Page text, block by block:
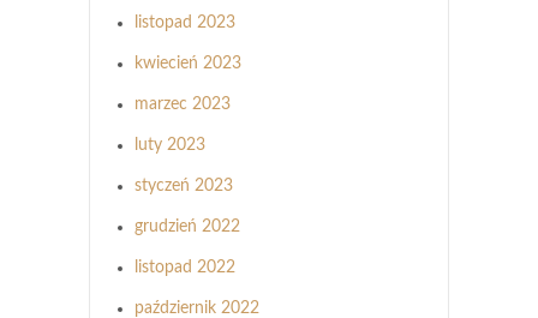
listopad 2023
kwiecień 2023
marzec 2023
luty 2023
styczeń 2023
grudzień 2022
listopad 2022
październik 2022